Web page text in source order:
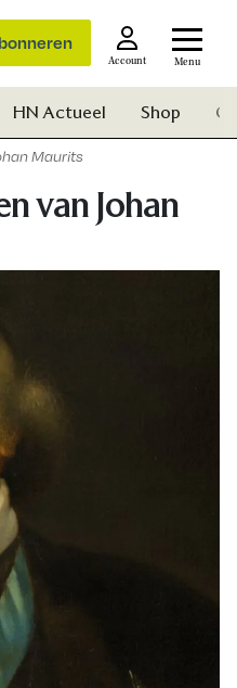
Account Menu
HN Actueel Shop
Maurits
van Johan